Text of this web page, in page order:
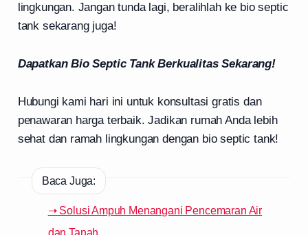
lingkungan. Jangan tunda lagi, beralihlah ke bio septic
tank sekarang juga!
Dapatkan Bio Septic Tank Berkualitas Sekarang!
Hubungi kami hari ini untuk konsultasi gratis dan
penawaran harga terbaik. Jadikan rumah Anda lebih
sehat dan ramah lingkungan dengan bio septic tank!
Baca Juga:
➝ Solusi Ampuh Menangani Pencemaran Air